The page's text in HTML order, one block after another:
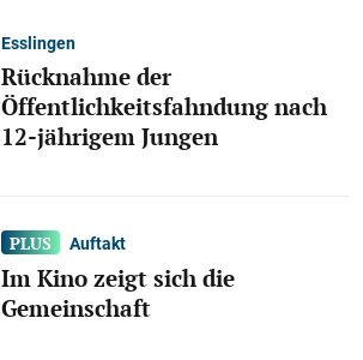
Esslingen
Rücknahme der
Öffentlichkeitsfahndung nach
12-jährigem Jungen
Auftakt
Im Kino zeigt sich die
Gemeinschaft